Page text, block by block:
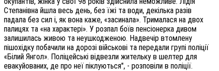
Степанівна йшла весь день, без їжі та води, декілька разів
падала без сил і, як вона каже, «засинала». Трималася на двох
палицях та «на характері». У розпал боїв пенсіонерка дивом
залишилась живою та неушкодженою. Надвечір втомлену
пішохідку побачили на дорозі військові та передали групі поліції
«Білий Янгол». Поліцейські відвезли жительку в шелтер для
евакуйованих, де про неї піклуються", - розповіли в поліції.